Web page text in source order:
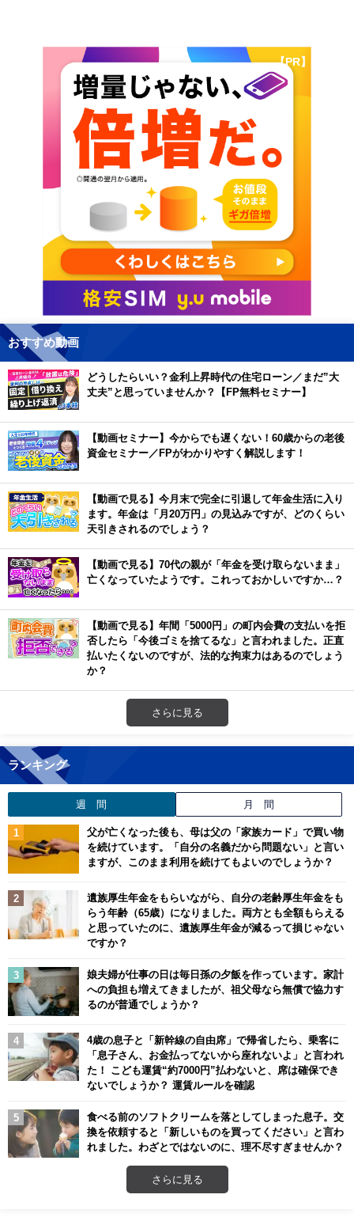
【PR】
おすすめ動画
どうしたらいい？金利上昇時代の住宅ローン／まだ”大
丈夫”と思っていませんか？【FP無料セミナー】
【動画セミナー】今からでも遅くない！60歳からの老後
資金セミナー／FPがわかりやすく解説します！
【動画で見る】今月末で完全に引退して年金生活に入り
ます。年金は「月20万円」の見込みですが、どのくらい
天引きされるのでしょう？
【動画で見る】70代の親が「年金を受け取らないまま」
亡くなっていたようです。これっておかしいですか…？
【動画で見る】年間「5000円」の町内会費の支払いを拒
否したら「今後ゴミを捨てるな」と言われました。正直
払いたくないのですが、法的な拘束力はあるのでしょう
か？
さらに見る
ランキング
週 間 月 間
父が亡くなった後も、母は父の「家族カード」で買い物
を続けています。「自分の名義だから問題ない」と言い
ますが、このまま利用を続けてもよいのでしょうか？
遺族厚生年金をもらいながら、自分の老齢厚生年金をも
らう年齢（65歳）になりました。両方とも全額もらえる
と思っていたのに、遺族厚生年金が減るって損じゃない
ですか？
娘夫婦が仕事の日は毎日孫の夕飯を作っています。家計
への負担も増えてきましたが、祖父母なら無償で協力す
るのが普通でしょうか？
4歳の息子と「新幹線の自由席」で帰省したら、乗客に
「息子さん、お金払ってないから座れないよ」と言われ
た！ こども運賃“約7000円”払わないと、席は確保でき
ないでしょうか？ 運賃ルールを確認
食べる前のソフトクリームを落としてしまった息子。交
換を依頼すると「新しいものを買ってください」と言わ
れました。わざとではないのに、理不尽すぎませんか？
さらに見る